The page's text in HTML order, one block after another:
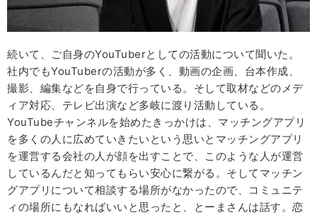
続いて、ご自身のYouTuberとしての活動について聞いた。
社内でもYouTuberの活動が多く、動画の企画、台本作成、
撮影、編集などを自身で行っている。そして取材などのメデ
ィア対応、テレビ出演など多岐に渡り活動している。
YouTubeチャンネルを始めたきっかけは、マッチングアプリ
を多くの人に広めていきたいという思いとマッチングアプリ
を運営する会社の人が顔を出すことで、このような人が運営
しているんだと知ってもらい安心に繋がる。そしてマッチン
グアプリについて相談する場所がなかったので、コミュニテ
ィの場所にもなればいいと思ったと、とーまさんは話す。恋